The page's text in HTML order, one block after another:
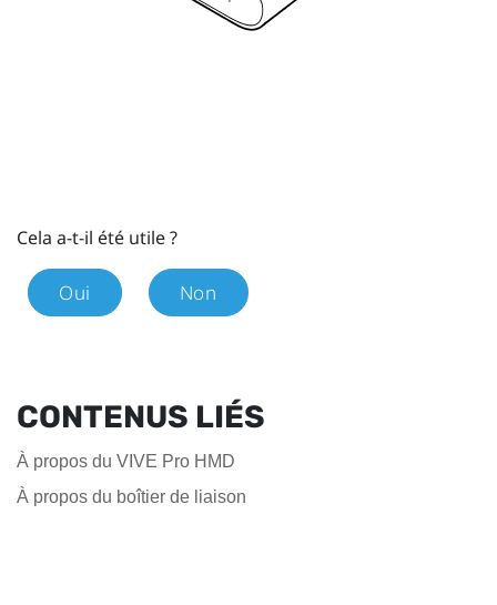
Cela a-t-il été utile ?
Oui Non
CONTENUS LIÉS
À propos du VIVE Pro HMD
À propos du boîtier de liaison